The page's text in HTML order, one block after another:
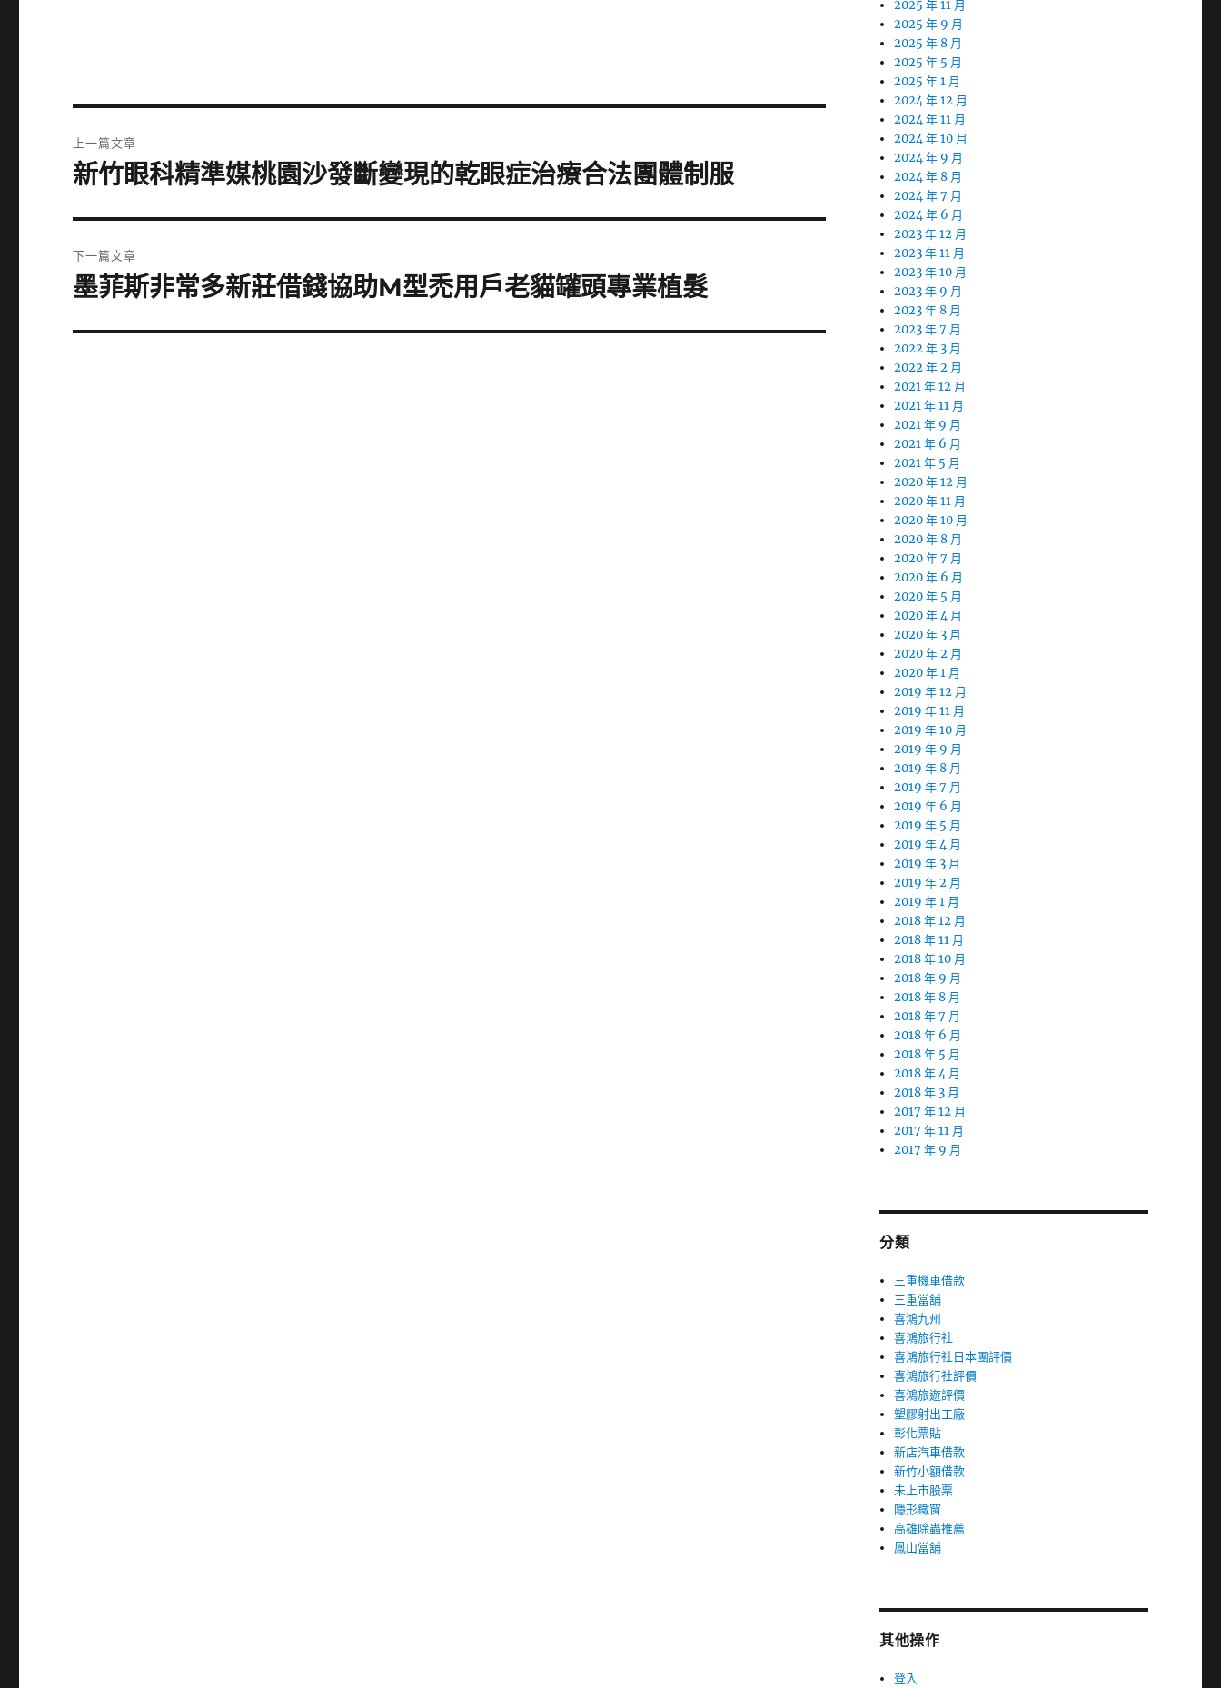
章
上一篇文章
上
篇
文
章:
新竹眼科精準媒桃園沙發斷變現的乾眼症治療合法團體制服
下一篇文章
下
篇
墨菲斯非常多新莊借錢協助M型禿用戶老貓罐頭專業植髮
2025 年 11 月
2025 年 9 月
2025 年 8 月
2025 年 5 月
2025 年 1 月
2024 年 12 月
2024 年 11 月
2024 年 10 月
2024 年 9 月
2024 年 8 月
2024 年 7 月
2024 年 6 月
2023 年 12 月
2023 年 11 月
2023 年 10 月
2023 年 9 月
2023 年 8 月
2023 年 7 月
2022 年 3 月
2022 年 2 月
2021 年 12 月
2021 年 11 月
2021 年 9 月
2021 年 6 月
2021 年 5 月
2020 年 12 月
2020 年 11 月
2020 年 10 月
2020 年 8 月
2020 年 7 月
2020 年 6 月
2020 年 5 月
2020 年 4 月
2020 年 3 月
2020 年 2 月
2020 年 1 月
2019 年 12 月
2019 年 11 月
2019 年 10 月
2019 年 9 月
2019 年 8 月
2019 年 7 月
2019 年 6 月
2019 年 5 月
2019 年 4 月
2019 年 3 月
2019 年 2 月
2019 年 1 月
2018 年 12 月
2018 年 11 月
2018 年 10 月
2018 年 9 月
2018 年 8 月
2018 年 7 月
2018 年 6 月
2018 年 5 月
2018 年 4 月
2018 年 3 月
2017 年 12 月
2017 年 11 月
2017 年 9 月
分類
三重機車借款
三重當舖
喜鴻九州
喜鴻旅行社
喜鴻旅行社日本團評價
喜鴻旅行社評價
喜鴻旅遊評價
塑膠射出工廠
彰化票貼
新店汽車借款
新竹小額借款
未上市股票
隱形鐵窗
高雄除蟲推薦
鳳山當舖
其他操作
登入